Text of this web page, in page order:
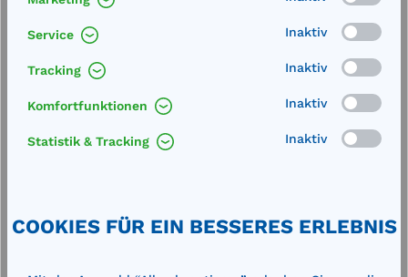
% %
Service Inaktiv
Tracking Inaktiv
Komfortfunktionen Inaktiv
Statistik & Tracking Inaktiv
COOKIES FÜR EIN BESSERES ERLEBNIS